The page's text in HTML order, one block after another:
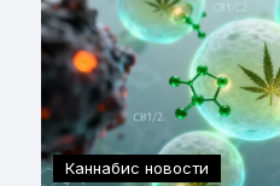
Каннабис новости